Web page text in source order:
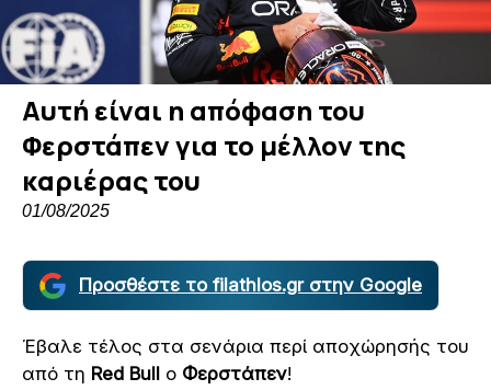
Αυτή είναι η απόφαση του
Φερστάπεν για το μέλλον της
καριέρας του
01/08/2025
Προσθέστε το filathlos.gr στην Google
Έβαλε τέλος στα σενάρια περί αποχώρησής του
από τη Red Bull ο Φερστάπεν!